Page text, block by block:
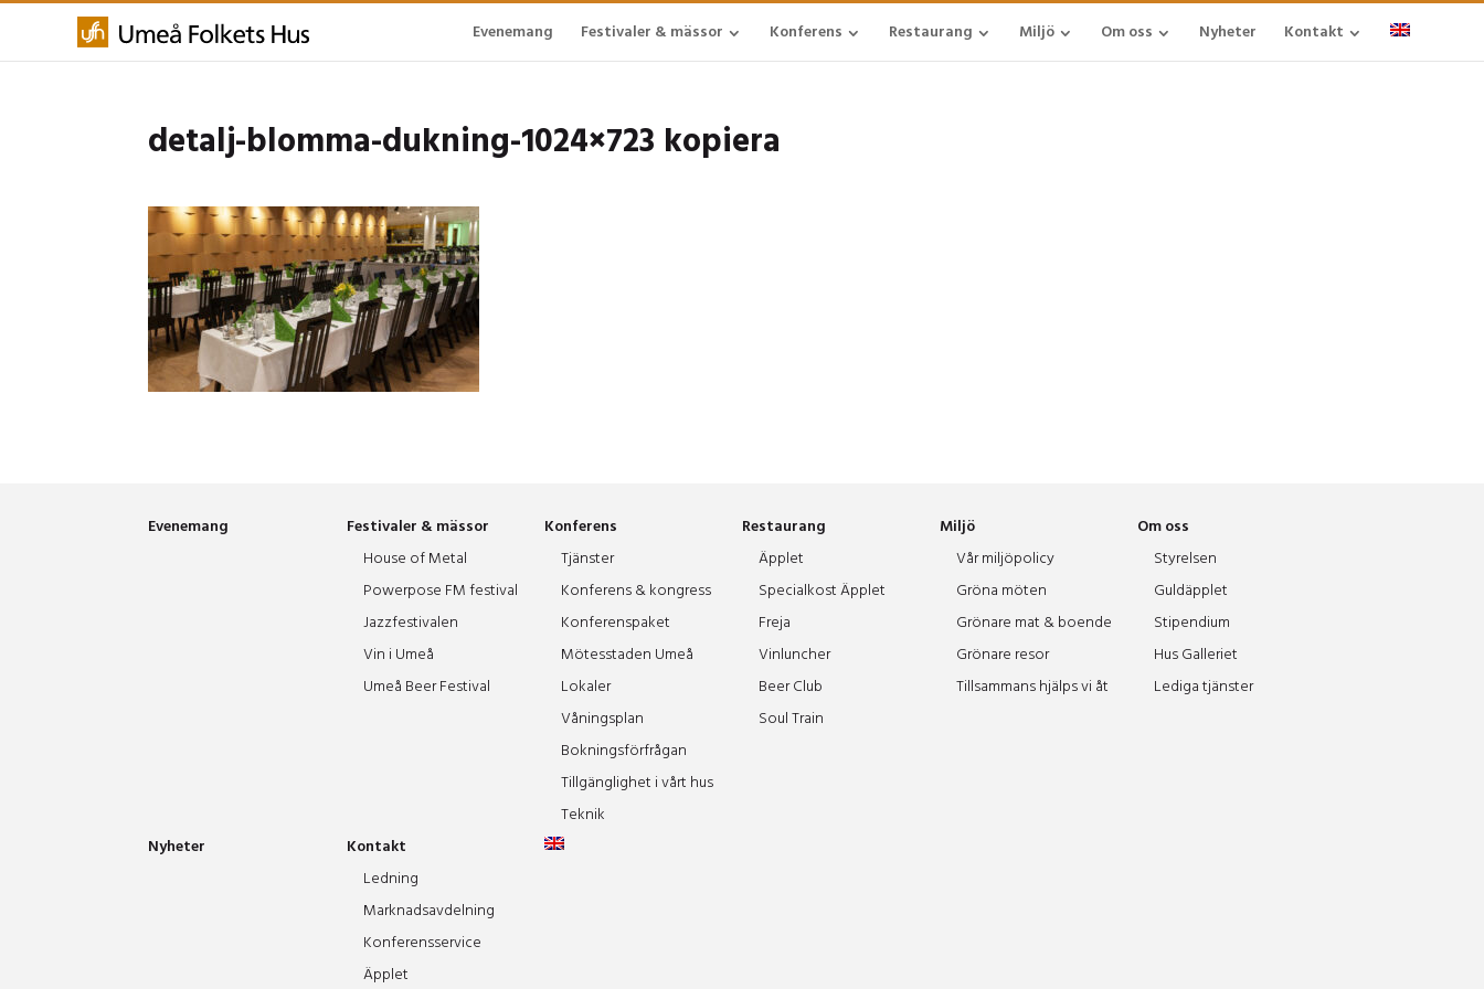
Evenemang Festivaler & mässor Konferens Restaurang Miljö Om oss Nyheter Kontakt
detalj-blomma-dukning-1024×723 kopiera
Evenemang
Festivaler & mässor
House of Metal
Powerpose FM festival
Jazzfestivalen
Vin i Umeå
Umeå Beer Festival
Konferens
Tjänster
Konferens & kongress
Konferenspaket
Mötesstaden Umeå
Lokaler
Våningsplan
Bokningsförfrågan
Tillgänglighet i vårt hus
Teknik
Restaurang
Äpplet
Specialkost Äpplet
Freja
Vinluncher
Beer Club
Soul Train
Miljö
Vår miljöpolicy
Gröna möten
Grönare mat & boende
Grönare resor
Tillsammans hjälps vi åt
Om oss
Styrelsen
Guldäpplet
Stipendium
Hus Galleriet
Lediga tjänster
Nyheter
Kontakt
Ledning
Marknadsavdelning
Konferensservice
Äpplet